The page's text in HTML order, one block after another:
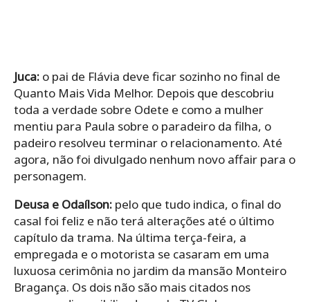
Juca: o pai de Flávia deve ficar sozinho no final de
Quanto Mais Vida Melhor. Depois que descobriu
toda a verdade sobre Odete e como a mulher
mentiu para Paula sobre o paradeiro da filha, o
padeiro resolveu terminar o relacionamento. Até
agora, não foi divulgado nenhum novo affair para o
personagem.
Deusa e Odaílson: pelo que tudo indica, o final do
casal foi feliz e não terá alterações até o último
capítulo da trama. Na última terça-feira, a
empregada e o motorista se casaram em uma
luxuosa cerimônia no jardim da mansão Monteiro
Bragança. Os dois não são mais citados nos